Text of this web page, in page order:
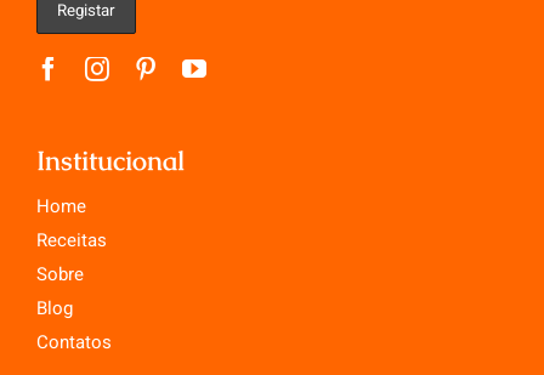
Institucional
Home
Receitas
Sobre
Blog
Contatos